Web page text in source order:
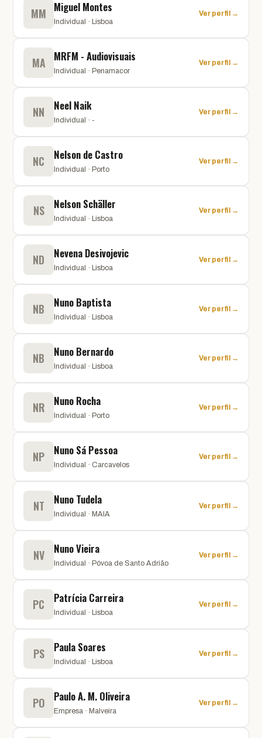
MM Miguel Montes
Individual · Lisboa
Ver perfil →
MA MRFM - Audiovisuais
Individual · Penamacor
Ver perfil →
NN Neel Naik
Individual · -
Ver perfil →
NC Nelson de Castro
Individual · Porto
Ver perfil →
NS Nelson Schäller
Individual · Lisboa
Ver perfil →
ND Nevena Desivojevic
Individual · Lisboa
Ver perfil →
NB Nuno Baptista
Individual · Lisboa
Ver perfil →
NB Nuno Bernardo
Individual · Lisboa
Ver perfil →
NR Nuno Rocha
Individual · Porto
Ver perfil →
NP Nuno Sá Pessoa
Individual · Carcavelos
Ver perfil →
NT Nuno Tudela
Individual · MAIA
Ver perfil →
NV Nuno Vieira
Individual · Póvoa de Santo Adrião
Ver perfil →
PC Patrícia Carreira
Individual · Lisboa
Ver perfil →
PS Paula Soares
Individual · Lisboa
Ver perfil →
PO Paulo A. M. Oliveira
Empresa · Malveira
Ver perfil →